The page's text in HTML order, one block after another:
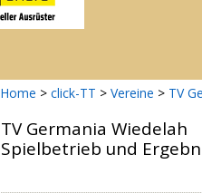
Home > click-TT > Vereine > TV
TV Germania Wiedelah
Spielbetrieb und